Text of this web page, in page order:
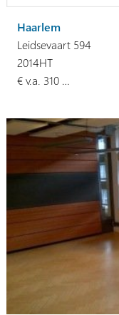
Haarlem
Leidsevaart 594
2014HT
€ v.a. 310 …